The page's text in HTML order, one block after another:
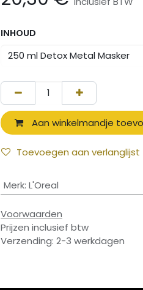
INHOUD
Aan winkelmandje
Toevoegen aan verlanglijst
Merk: L'Oreal
Voorwaarden
Prijzen inclusief btw
Verzending: 2-3 werkdagen